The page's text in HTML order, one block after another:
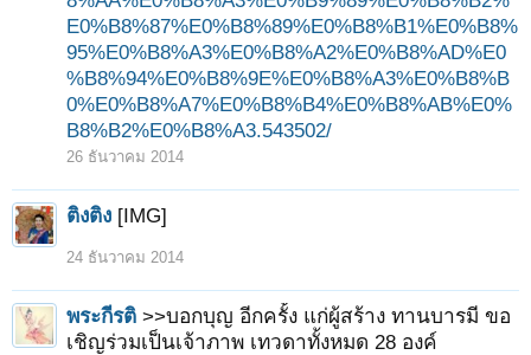
E0%B8%87%E0%B8%89%E0%B8%B1%E0%B8%
95%E0%B8%A3%E0%B8%A2%E0%B8%AD%E0
%B8%94%E0%B8%9E%E0%B8%A3%E0%B8%B
0%E0%B8%A7%E0%B8%B4%E0%B8%AB%E0%
B8%B2%E0%B8%A3.543502/
26 ธันวาคม 2014
ติงติง [IMG]
24 ธันวาคม 2014
พระกีรติ >>บอกบุญ อีกครั้ง แก่ผู้สร้าง ทานบารมี ขอ
เชิญร่วมเป็นเจ้าภาพ เทวดาทั้งหมด 28 องค์